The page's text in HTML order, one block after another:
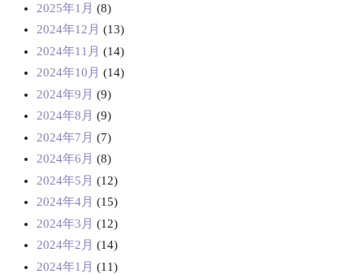
2025年1月 (8)
2024年12月 (13)
2024年11月 (14)
2024年10月 (14)
2024年9月 (9)
2024年8月 (9)
2024年7月 (7)
2024年6月 (8)
2024年5月 (12)
2024年4月 (15)
2024年3月 (12)
2024年2月 (14)
2024年1月 (11)